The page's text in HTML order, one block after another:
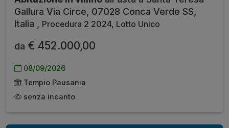
Gallura Via Circe, 07028 Conca Verde SS,
Italia ,
Procedura 2 2024, Lotto Unico
da € 452.000,00
08/09/2026
Tempio Pausania
senza incanto